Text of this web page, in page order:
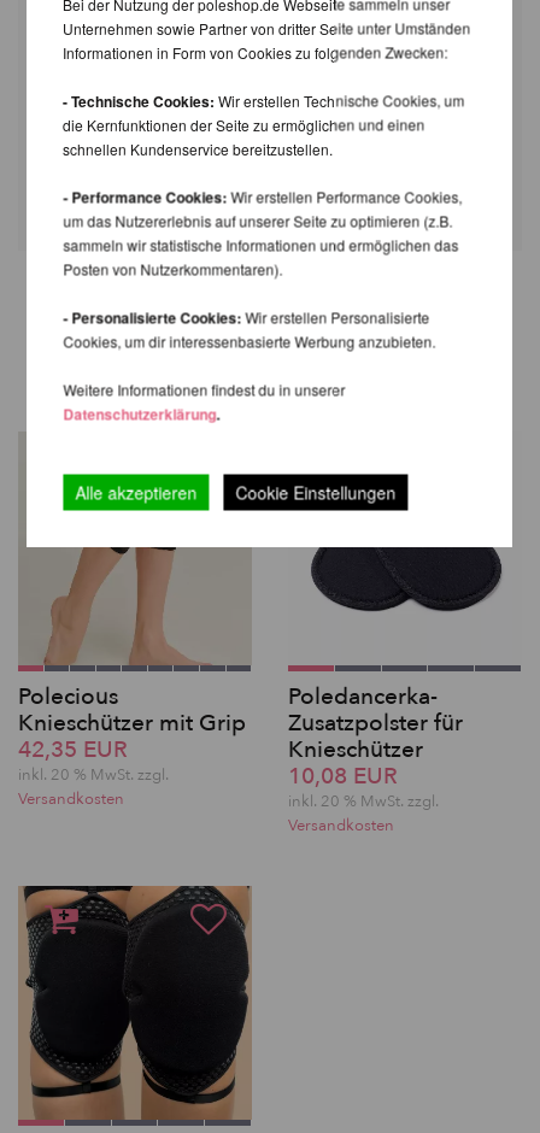
Größe XS S M L
XL
Unterer Teil
Oberschenkels
36cm 38,5cm 41cm 43,5cm 46cm
Hinweis: Dieses Produkt wird aus feinem
WIR EMPFEHLEN IHNEN NOCH
FOLGENDE PRODUKTE
Polecious
Knieschützer mit Grip
42,35 EUR
inkl. 20 % MwSt. zzgl.
Versandkosten
Poledancerka-
Zusatzpolster für
Knieschützer
10,08 EUR
inkl. 20 % MwSt. zzgl.
Versandkosten
Unternehmen sowie Partner von dritter Seite unter Umständen
Informationen in Form von Cookies zu folgenden Zwecken:
- Technische Cookies: Wir erstellen Technische Cookies, um
die Kernfunktionen der Seite zu ermöglichen und einen
schnellen Kundenservice bereitzustellen.
- Performance Cookies:Wir erstellen Performance Cookies,
um das Nutzererlebnis auf unserer Seite zu optimieren (z.B.
sammeln wir statistische Informationen und ermöglichen das
Posten von Nutzerkommentaren).
- Personalisierte Cookies:Wir erstellen Personalisierte
Cookies, um dir interessenbasierte Werbung anzubieten.
Weitere Informationen findest du in unserer
Datenschutzerklärung.
Alle akzeptieren Cookie Einstellungen